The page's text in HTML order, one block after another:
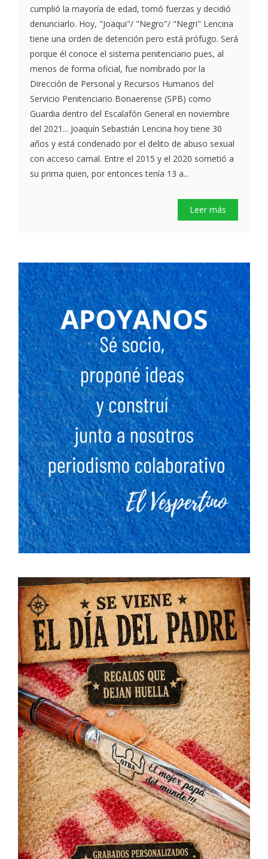
cumplió la mayoría de edad, tomó fuerzas y decidió
denunciarlo. Hoy, "Joaqui"/ "Negro"/ "Negri" Lencina
tiene una orden de detención pero está prófugo. Será
porque él conoce el sistema penitenciario pues, al
menos de forma oficial, fue nombrado por la
Dirección de Personal y Recursos Humanos del
Servicio Penitenciario Bonaerense (SPB) como
Guardia dentro del Escalafón General en noviembre
del 2021... Joaquín Sebastián Lencina hoy tiene 30
años y está condenado por el delito de abuso sexual
con acceso carnal. Entre el 2015 y el 2020 sometió a
su prima quien, por entonces tenía 13 a...
Leer más